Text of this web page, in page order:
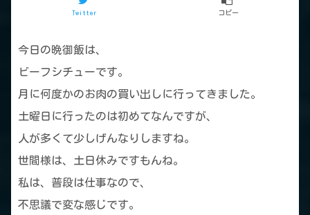
Twitter コピー
今日の晩御飯は、
ビーフシチューです。
月に何度かのお肉の買い出しに行ってきました。
土曜日に行ったのは初めてなんですが、
人が多くて少しげんなりしますね。
世間様は、土日休みですもんね。
私は、普段は仕事なので、
不思議で変な感じです。